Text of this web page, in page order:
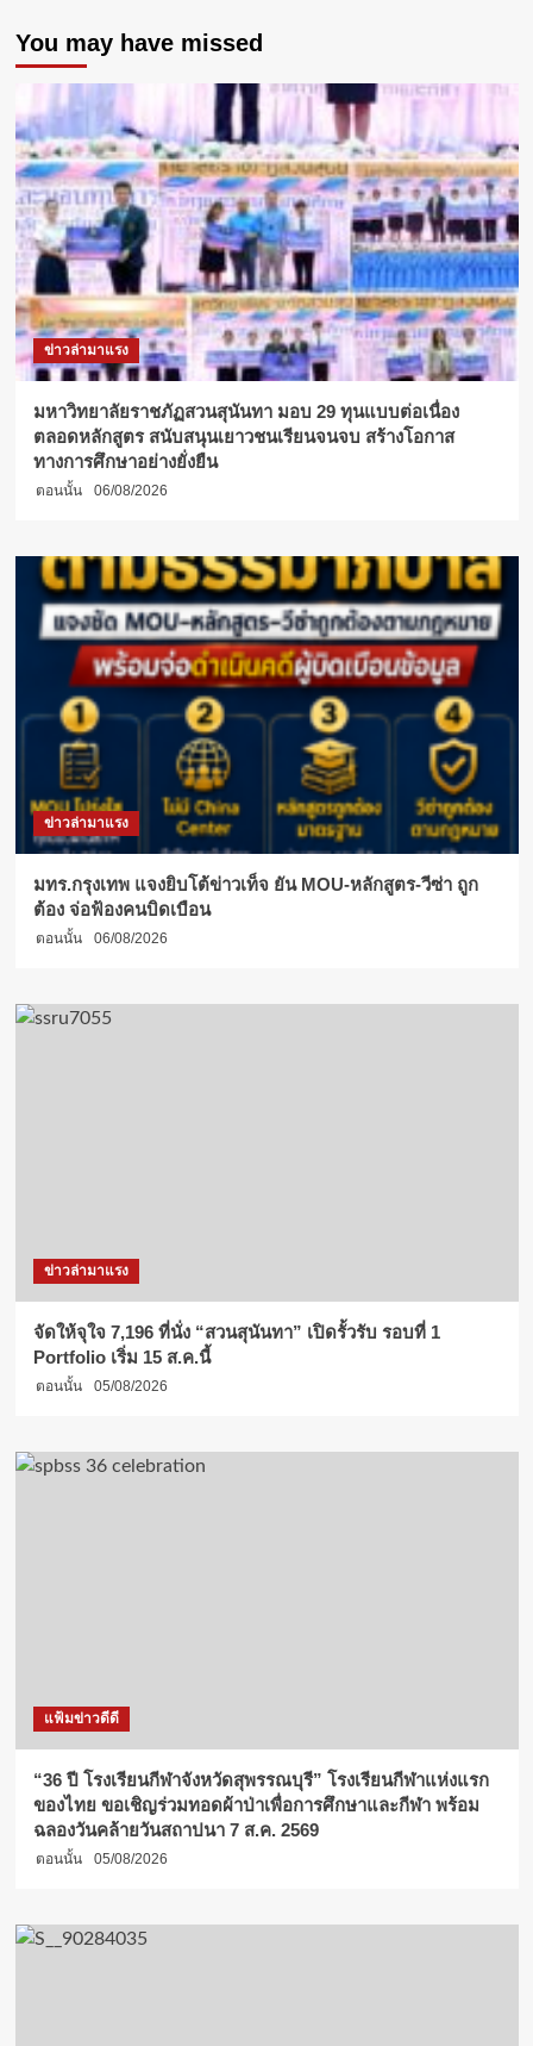
จับ
มือ
ม.การ
แห่ง
ชาติ
ลง
นาม
MOU
เตรียม
สร้าง
เครือ
ข่าย
พัฒนา
หลักสูตร
ต้นแบบ
ระดับ
อุดมศึกษา
You may have missed
ข่าวล่ามาแรง
มหาวิทยาลัยราชภัฏสวนสุนันทา มอบ 29 ทุนแบบต่อเนื่อง
ตลอดหลักสูตร สนับสนุนเยาวชนเรียนจนจบ สร้างโอกาส
ทางการศึกษาอย่างยั่งยืน
ตอนนั้น 06/08/2026
ข่าวล่ามาแรง
มทร.กรุงเทพ แจงยิบโต้ข่าวเท็จ ยัน MOU-หลักสูตร-วีซ่า ถูก
ต้อง จ่อฟ้องคนบิดเบือน
ตอนนั้น 06/08/2026
ข่าวล่ามาแรง
จัดให้จุใจ 7,196 ที่นั่ง “สวนสุนันทา” เปิดรั้วรับ รอบที่ 1
Portfolio เริ่ม 15 ส.ค.นี้
ตอนนั้น 05/08/2026
แฟ้มข่าวดีดี
“36 ปี โรงเรียนกีฬาจังหวัดสุพรรณบุรี” โรงเรียนกีฬาแห่งแรก
ของไทย ขอเชิญร่วมทอดผ้าป่าเพื่อการศึกษาและกีฬา พร้อม
ฉลองวันคล้ายวันสถาปนา 7 ส.ค. 2569
ตอนนั้น 05/08/2026